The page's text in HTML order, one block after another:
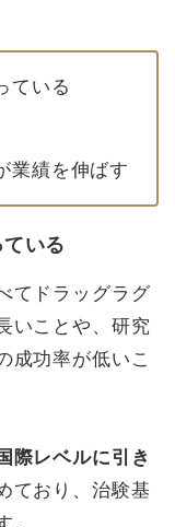
ている
業績を伸ばす
いる
てドラッグラグ
いことや、研究
成功率が低いこ
際レベルに引き
ており、治験基